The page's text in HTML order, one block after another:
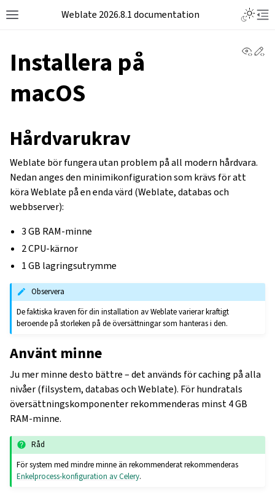
Weblate 2026.8.1 documentation
Installera på
macOS
Hårdvarukrav
Weblate bör fungera utan problem på all modern hårdvara.
Nedan anges den minimikonfiguration som krävs för att
köra Weblate på en enda värd (Weblate, databas och
webbserver):
3 GB RAM-minne
2 CPU-kärnor
1 GB lagringsutrymme
Observera
De faktiska kraven för din installation av Weblate varierar kraftigt
beroende på storleken på de översättningar som hanteras i den.
Använt minne
Ju mer minne desto bättre – det används för caching på alla
nivåer (filsystem, databas och Weblate). För hundratals
översättningskomponenter rekommenderas minst 4 GB
RAM-minne.
Råd
För system med mindre minne än rekommenderat rekommenderas
Enkelprocess-konfiguration av Celery.